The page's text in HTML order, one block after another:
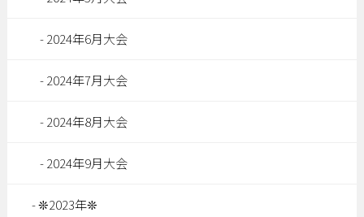
2024年6月大会
2024年7月大会
2024年8月大会
2024年9月大会
❊2023年❊